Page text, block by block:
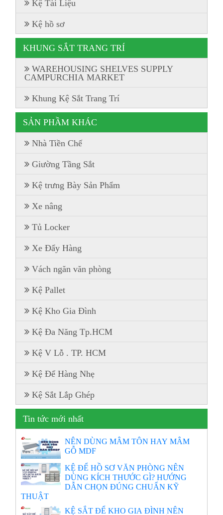
Kệ Tài Liệu
Kệ hồ sơ
KHUNG SẮT TRANG TRÍ
WAREHOUSING SHELVES SUPPLY
CAMPURCHIA MARKET
Khung Kệ Sắt Trang Trí
SẢN PHẦM KHÁC
Nhà Tiền Chế
Giường Tầng Sắt
Kệ trưng Bày Sản Phẩm
Xe nâng
Tủ Locker
Xe Đẩy Hàng
Vách ngăn văn phòng
Kệ Pallet
Kệ Kho Gia Đình
Kệ Đa Năng Tp.HCM
Kệ V Lỗ . TP. HCM
Kệ Để Hàng Nhẹ
Kệ Sắt Lắp Ghép
Tin tức mới nhất
NÊN DÙNG MÂM TÔN HAY MÂM
GỖ MDF
KỆ ĐỂ HỒ SƠ VĂN PHÒNG NÊN
DÙNG KÍCH THƯỚC GÌ? HƯỚNG
DẪN CHỌN ĐÚNG CHUẨN KỸ
THUẬT
KỆ SẮT ĐỂ KHO GIA ĐÌNH NÊN